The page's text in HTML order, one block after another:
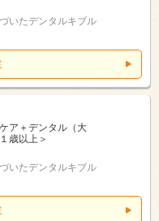
いたデンタルキブル
ア＋デンタル（大
歳以上＞
いたデンタルキブル